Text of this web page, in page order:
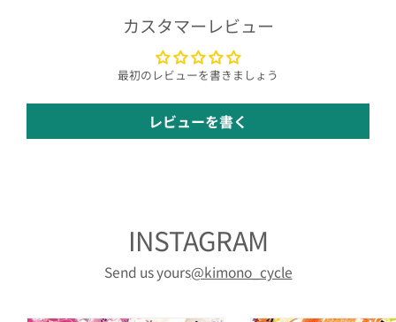
カスタマーレビュー
最初のレビューを書きましょう
レビューを書く
INSTAGRAM
Send us yours@kimono_cycle